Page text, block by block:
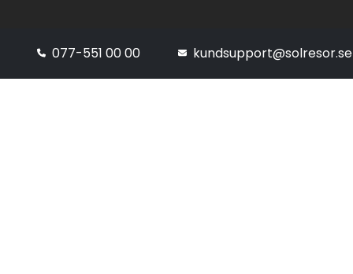
077-551 00 00 kundsupport@solresor.se